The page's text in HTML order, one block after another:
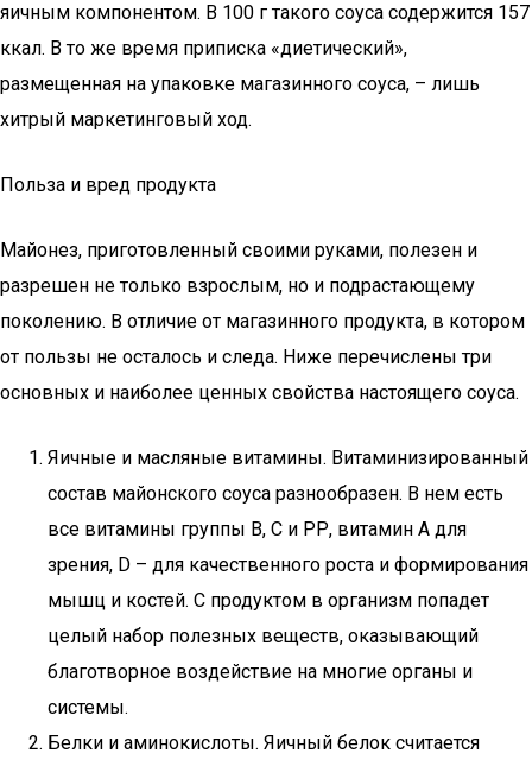
яичным компонентом. В 100 г такого соуса содержится 157
ккал. В то же время приписка «диетический»,
размещенная на упаковке магазинного соуса, – лишь
хитрый маркетинговый ход.
Польза и вред продукта
Майонез, приготовленный своими руками, полезен и
разрешен не только взрослым, но и подрастающему
поколению. В отличие от магазинного продукта, в котором
от пользы не осталось и следа. Ниже перечислены три
основных и наиболее ценных свойства настоящего соуса.
Яичные и масляные витамины. Витаминизированный
состав майонского соуса разнообразен. В нем есть
все витамины группы В, С и РР, витамин А для
зрения, D – для качественного роста и формирования
мышц и костей. С продуктом в организм попадет
целый набор полезных веществ, оказывающий
благотворное воздействие на многие органы и
системы.
Белки и аминокислоты. Яичный белок считается